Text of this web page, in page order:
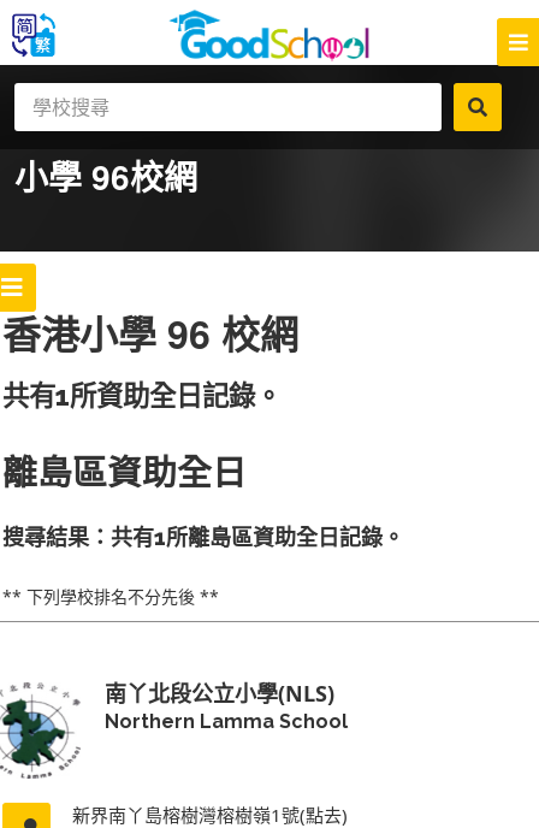
小學 96校網
香港小學 96 校網
共有1所資助全日記錄。
離島區資助全日
搜尋結果：共有1所離島區資助全日記錄。
** 下列學校排名不分先後 **
南丫北段公立小學(NLS)
Northern Lamma School
新界南丫島榕樹灣榕樹嶺1號(點去)